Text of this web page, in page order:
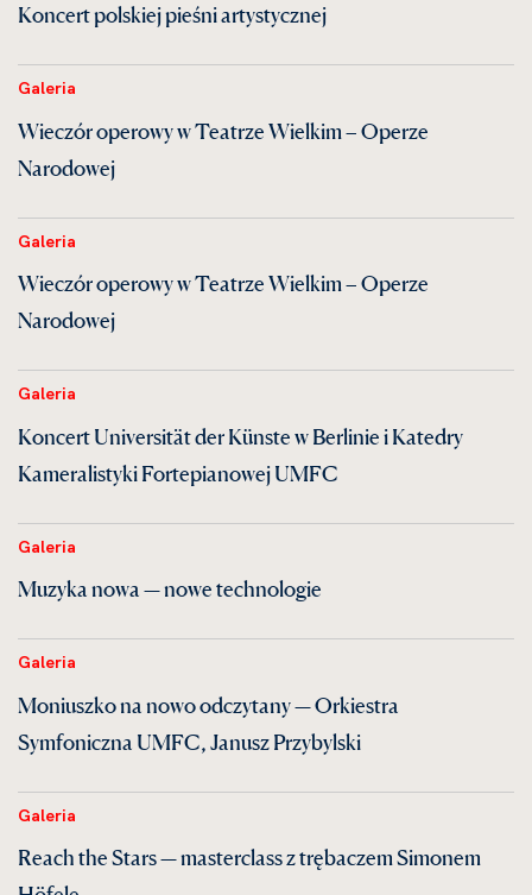
Koncert polskiej pieśni artystycznej
Galeria
Wieczór operowy w Teatrze Wielkim – Operze
Narodowej
Galeria
Wieczór operowy w Teatrze Wielkim – Operze
Narodowej
Galeria
Koncert Universität der Künste w Berlinie i Katedry
Kameralistyki Fortepianowej UMFC
Galeria
Muzyka nowa — nowe technologie
Galeria
Moniuszko na nowo odczytany — Orkiestra
Symfoniczna UMFC, Janusz Przybylski
Galeria
Reach the Stars — masterclass z trębaczem Simonem